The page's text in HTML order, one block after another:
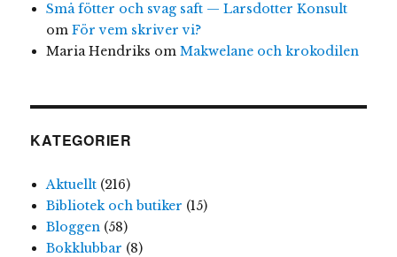
Små fötter och svag saft — Larsdotter Konsult
om För vem skriver vi?
Maria Hendriks om Makwelane och krokodilen
KATEGORIER
Aktuellt(216)
Bibliotek och butiker (15)
Bloggen(58)
Bokklubbar (8)